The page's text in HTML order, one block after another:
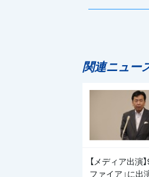
関連ニュー
【メディア出演
ファイア」に出